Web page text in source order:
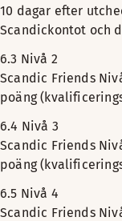
10 dagar efter
Scandickontot och
6.3 Nivå 2
Scandic Friends
poäng
6.4 Nivå 3
Scandic Friends
poäng
6.5 Nivå 4
Scandic Friends